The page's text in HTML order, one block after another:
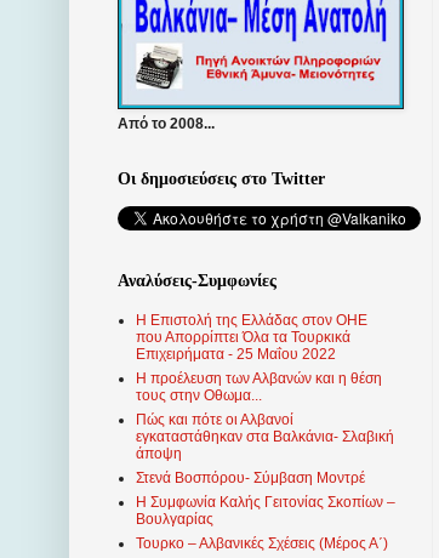
Από το 2008...
Οι δημοσιεύσεις στο Twitter
Αναλύσεις-Συμφωνίες
Η Επιστολή της Ελλάδας στον ΟΗΕ
που Απορρίπτει Όλα τα Τουρκικά
Επιχειρήματα - 25 Μαΐου 2022
Η προέλευση των Αλβανών και η θέση
τους στην Οθωμα...
Πώς και πότε οι Αλβανοί
εγκαταστάθηκαν στα Βαλκάνια- Σλαβική
άποψη
Στενά Βοσπόρου- Σύμβαση Μοντρέ
Η Συμφωνία Καλής Γειτονίας Σκοπίων –
Βουλγαρίας
Τουρκο – Αλβανικές Σχέσεις (Mέρος Α΄)